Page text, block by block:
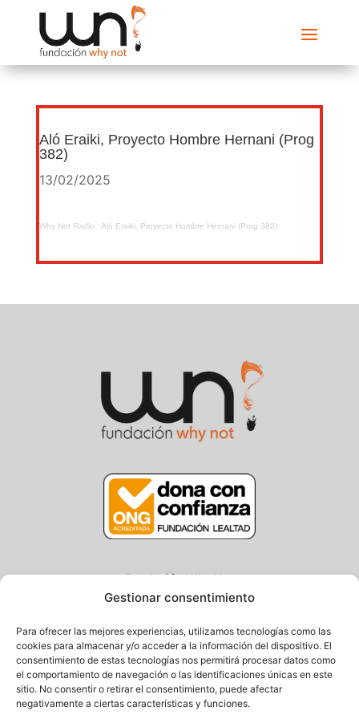
Gestionar consentimiento
Para ofrecer las mejores experiencias, utilizamos tecnologías como las
cookies para almacenar y/o acceder a la información del dispositivo. El
consentimiento de estas tecnologías nos permitirá procesar datos como
el comportamiento de navegación o las identificaciones únicas en este
sitio. No consentir o retirar el consentimiento, puede afectar
negativamente a ciertas características y funciones.
Aló Eraiki, Proyecto Hombre Hernani (Prog
382)
13/02/2025
Why Not Radio · Aló Eraiki, Proyecto Hombre Hernani (Prog 382)
Fundación Why Not
Centro/Txoko: Particular de Ategorrieta 3, Gros
20013 Donostia – Gipuzkoa
Tel.: (+34) 943 058 694 / 627 014 791
Email: info@fundacionwhynot.org